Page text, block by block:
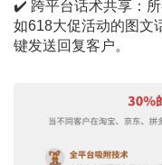
✔️ 跨平台话术共享：
如618大促活动的图文
键发送回复客户。